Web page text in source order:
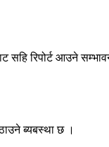
सहि रिपोर्ट आउने
ब्यबस्था छ ।